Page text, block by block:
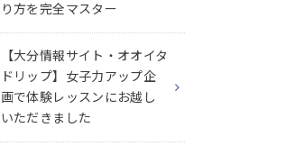
り方を完全マスター
【大分情報サイト・オオイタ
ドリップ】女子力アップ企
画で体験レッスンにお越し
いただきました